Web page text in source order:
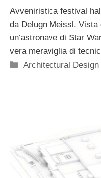
Avveniristica festival
da Delugn Meissl. Vista
un’astronave di Star
vera meraviglia di
Categorie
Architectural Design